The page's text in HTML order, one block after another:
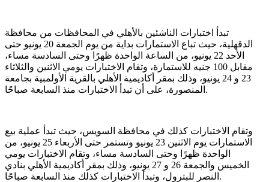
تبدأ اختبارات الناشئين بالأهلي في المحافظات من محافظة
الدقهلية، حيث تباع الاستمارات بداية من يوم الجمعة 20 يونيو حتى
الأحد 22 يونيو، من الساعة الواحدة ظهرًا وحتى السادسة مساء،
مقابل 100 جنيه للاستمارة، وتقام الاختبارات يومي الاثنين والثلاثاء
23 و 24 يونيو، وذلك بمقر أكاديمية الأهلي بالقرية الأولمبية بجامعة
المنصورة، على أن تبدأ الاختبارات منذ السابعة صباحًا.
وتقام الاختبارات كذلك في محافظة السويس، حيث تبدأ عملية بيع
الاستمارات يوم الاثنين 23 يونيو وتستمر حتى الأربعاء 25 يونيو، من
الواحدة ظهرًا وحتى السادسة مساء، وتقام الاختبارات يومي
الخميس والجمعة 26 و 27 يونيو، وذلك بمقر أكاديمية الأهلي بنادي
النصر للبترول، وتبدأ الاختبارات كذلك منذ السابعة صباحًا.